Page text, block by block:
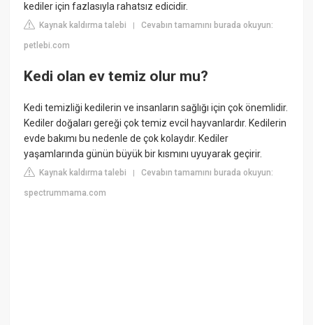
kediler için fazlasıyla rahatsız edicidir.
Kaynak kaldırma talebi |Cevabın tamamını burada okuyun:
petlebi.com
Kedi olan ev temiz olur mu?
Kedi temizliği kedilerin ve insanların sağlığı için çok önemlidir.
Kediler doğaları gereği çok temiz evcil hayvanlardır. Kedilerin
evde bakımı bu nedenle de çok kolaydır. Kediler
yaşamlarında günün büyük bir kısmını uyuyarak geçirir.
Kaynak kaldırma talebi |Cevabın tamamını burada okuyun:
spectrummama.com